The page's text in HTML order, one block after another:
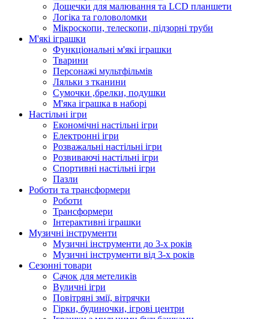
Дощечки для малювання та LCD планшети
Логіка та головоломки
Мікроскопи, телескопи, підзорні труби
М'які іграшки
Функціональні м'які іграшки
Тварини
Персонажі мультфільмів
Ляльки з тканини
Сумочки ,брелки, подушки
М'яка іграшка в наборі
Настільні ігри
Економічні настільні ігри
Електронні ігри
Розважальні настільні ігри
Розвиваючі настільні ігри
Спортивні настільні ігри
Пазли
Роботи та трансформери
Роботи
Трансформери
Інтерактивні іграшки
Музичні інструменти
Музичні інструменти до 3-х років
Музичні інструменти від 3-х років
Сезонні товари
Сачок для метеликів
Вуличні ігри
Повітряні змії, вітрячки
Гірки, будиночки, ігрові центри